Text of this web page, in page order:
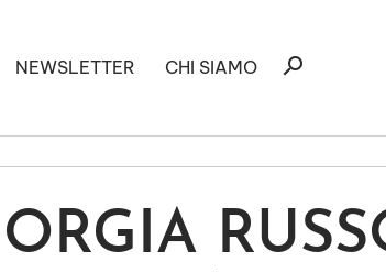
NEWSLETTER CHI SIAMO
Ricerca
search